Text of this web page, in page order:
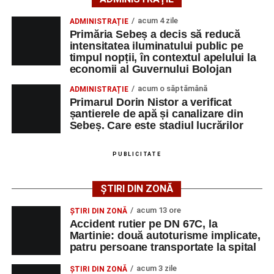
Corneliu Mureșan,
Președinte PSD Alba
Adaugă-ne ca sursă preferată
Urmărește-ne pe Google News
Ultimele știri din Sebeș
Locuri de muncă în Vințu de Jos, disponibile la 10
august 2026. AJOFM Alba a publicat lista
posturilor vacante
Accident rutier pe DN 67C, la Martinie: două
autoturisme implicate, patru persoane
„De azi, Organizația Seniorilor Sociali Democrati Alba
oameni dedicați, experiență valoroasă și energie pentru
viitor. Seniorii organizației rămân exemplul de implicare,
echilibru și continuitate.
Multă putere, inspirație și rezultate frumoase în noul
ADMINISTRAȚIE acum 4 zile
Primăria Sebeș a decis să reducă
intensitatea iluminatului public pe
timpul nopții, în contextul apelului la
economii al Guvernului Bolojan
ADMINISTRAȚIE acum o săptămână
Primarul Dorin Nistor a verificat
șantierele de apă și canalizare din
Sebeș. Care este stadiul lucrărilor
PUBLICITATE
ȘTIRI DIN ZONĂ
ȘTIRI DIN ZONĂ acum 13 ore
Accident rutier pe DN 67C, la
Martinie: două autoturisme implicate,
patru persoane transportate la spital
ȘTIRI DIN ZONĂ acum 3 zile